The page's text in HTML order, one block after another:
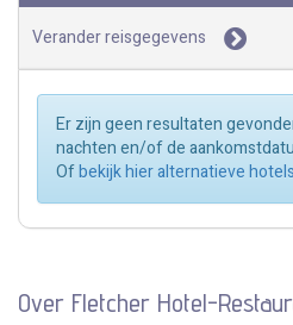
Verander reisgegevens
Er zijn geen resultaten
nachten en/of de
Ofbekijk hier alternatieve hotels
Over Fletcher Hotel-